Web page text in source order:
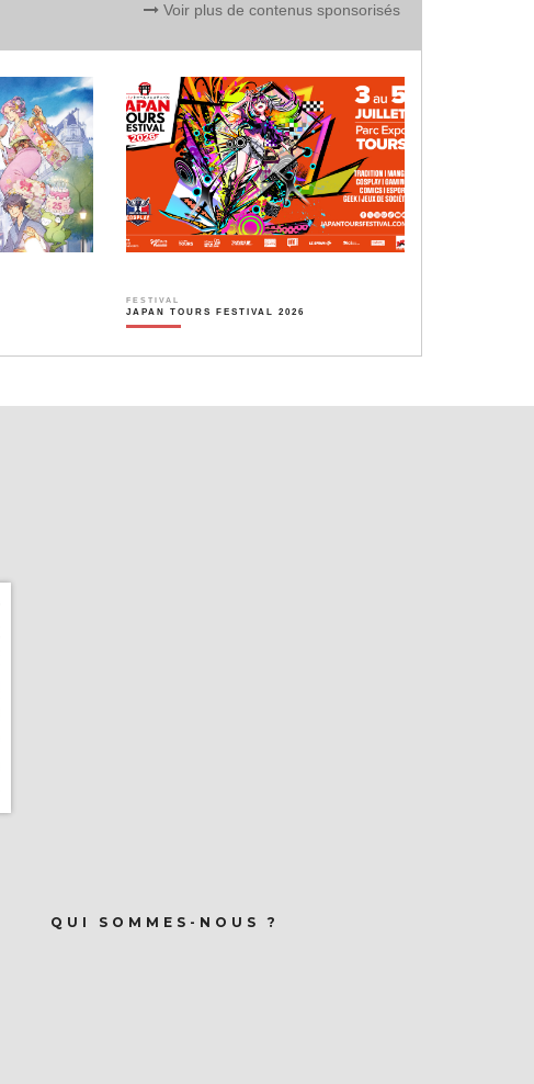
Voir plus de contenus sponsorisés
FESTIVAL
JAPAN TOURS FESTIVAL 2026
QUI SOMMES-NOUS ?